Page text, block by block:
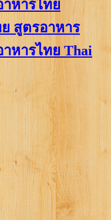
สูตรอาหาร
หารไทย Thai